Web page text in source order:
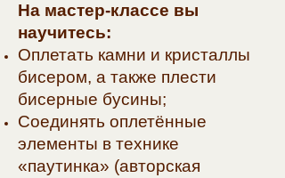
На мастер-классе вы
научитесь:
Оплетать камни и кристаллы
бисером, а также плести
бисерные бусины;
Соединять оплетённые
элементы в технике
«паутинка» (авторская